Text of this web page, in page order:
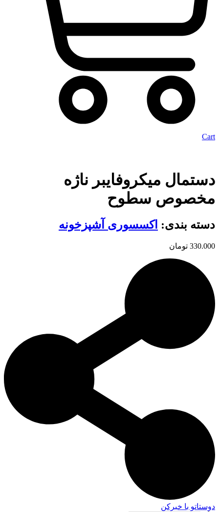
Cart
دستمال میکروفایبر ناژه
مخصوص سطوح
دسته بندی: اکسسوری آشپزخونه
330.000 تومان
دوستاتو با خبرکن